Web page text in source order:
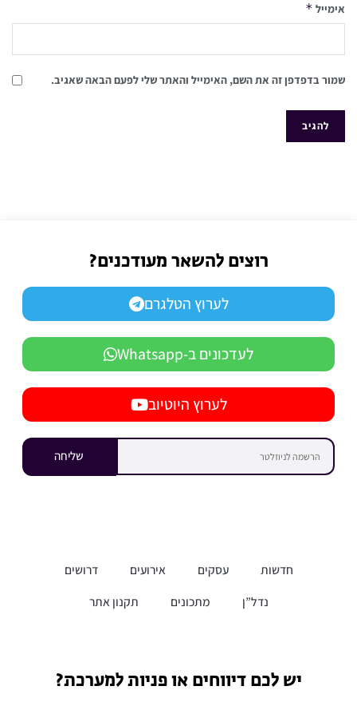
אימייל *
שמור בדפדפן זה את השם, האימייל והאתר שלי לפעם הבאה שאגיב.
רוצים להשאר מעודכנים?
לערוץ הטלגרם
לעדכונים ב-Whatsapp
לערוץ היוטיוב
שליחה
חדשות עסקים אירועים
דרושים
נדל”ן
מתכונים תקנון אתר
יש לכם דיווחים או פניות למערכת?